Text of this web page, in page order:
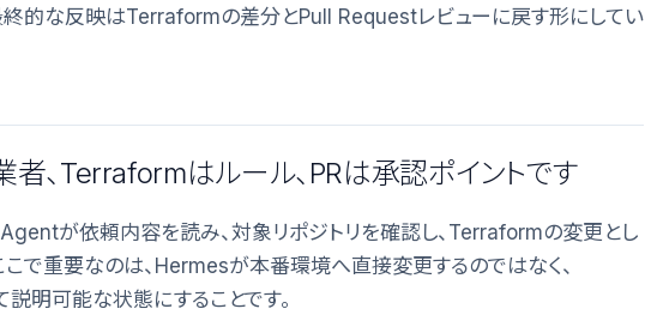
終的な反映はTerraformの差分とPull Requestレビューに戻す形にしてい
、Terraformはルール、PRは承認ポイントです
が依頼内容を読み、対象リポジトリを確認し、Terraformの変更とし
で重要なのは、Hermesが本番環境へ直接変更するのではなく、
明可能な状態にすることです。